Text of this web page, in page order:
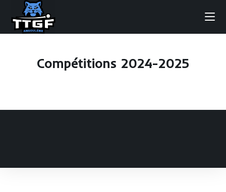
Compétitions 2024-2025